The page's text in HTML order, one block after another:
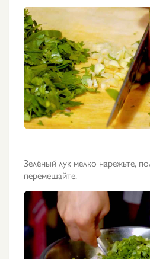
Зелёный лук мелко нарежьте,
перемешайте.